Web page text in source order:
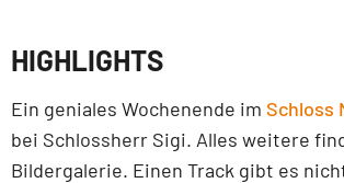
HIGHLIGHTS
Ein geniales Wochenende im Schloss
bei Schlossherr Sigi. Alles weitere
Bildergalerie. Einen Track gibt es